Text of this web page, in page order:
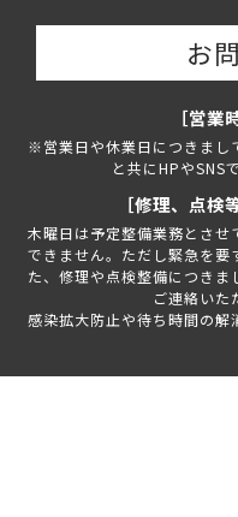
お
［営業
※営業日や休業日につきまし
と共にHPやSNS
［修理、点検
木曜日は予定整備業務とさせ
できません。ただし緊急を要
た、修理や点検整備につき
ご連絡いた
感染拡大防止や待ち時間の